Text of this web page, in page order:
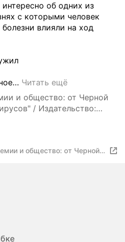
об одних из
с которыми человек
влияли на ход
… Читать ещё
и общество: от Черной
/ Издательство:
Фрэнк
и общество: от Черной